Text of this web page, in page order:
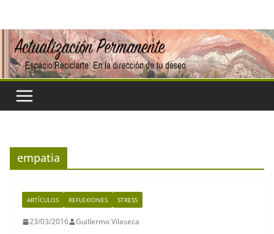
contenido
empatia
ARTÍCULOS REFLEXIONES STRESS
23/03/2016 Guillermo Vilaseca